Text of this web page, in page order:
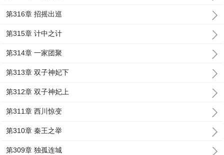
第316章 招摇出巡
第315章 计中之计
第314章 一家团聚
第313章 双子神妃下
第312章 双子神妃上
第311章 西川惊变
第310章 秦王之举
第309章 独孤连城